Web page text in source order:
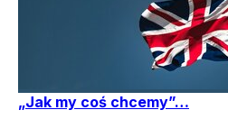
„Jak my coś chcemy”…